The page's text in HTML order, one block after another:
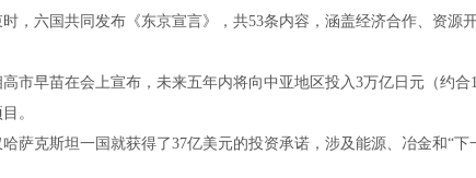
六国共同发布《东京宣言》，共53条内容，涵盖经济合作、资源开
早苗在会上宣布，未来五年内将向中亚地区投入3万亿日元（约合
。
克斯坦一国就获得了37亿美元的投资承诺，涉及能源、冶金和“下